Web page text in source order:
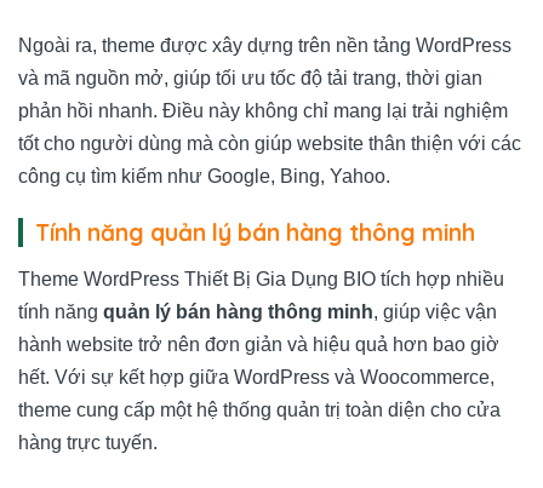
Ngoài ra, theme được xây dựng trên nền tảng WordPress
và mã nguồn mở, giúp tối ưu tốc độ tải trang, thời gian
phản hồi nhanh. Điều này không chỉ mang lại trải nghiệm
tốt cho người dùng mà còn giúp website thân thiện với các
công cụ tìm kiếm như Google, Bing, Yahoo.
Tính năng quản lý bán hàng thông minh
Theme WordPress Thiết Bị Gia Dụng BIO tích hợp nhiều
tính năng quản lý bán hàng thông minh, giúp việc vận
hành website trở nên đơn giản và hiệu quả hơn bao giờ
hết. Với sự kết hợp giữa WordPress và Woocommerce,
theme cung cấp một hệ thống quản trị toàn diện cho cửa
hàng trực tuyến.